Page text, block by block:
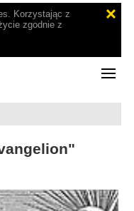
Korzystając z
zgodnie z